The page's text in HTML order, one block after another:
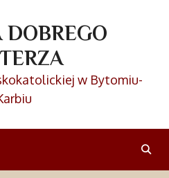
DOBREGO
w Bytomiu-